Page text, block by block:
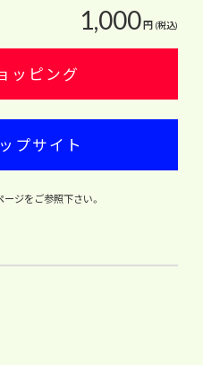
1,000円 (税込)
ッピング
プサイト
ジをご参照下さい。